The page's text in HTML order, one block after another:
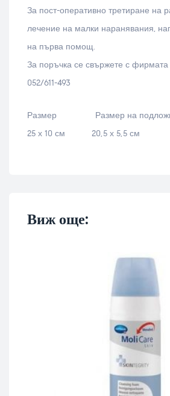
За пост-оперативно третиране на
лечение на малки наранявания,
на първа помощ.
За поръчка се свържете с фирмата
052/611-493
Размер Размер на
25 х 10 см 20,5 х 5,5 см
Виж още: